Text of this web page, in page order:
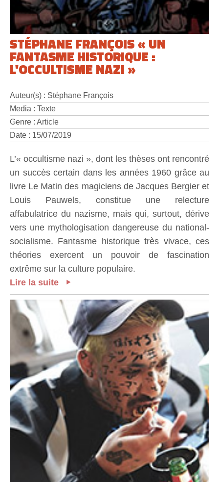
STÉPHANE FRANÇOIS « UN
FANTASME HISTORIQUE :
L'OCCULTISME NAZI »
Auteur(s) : Stéphane François
Media : Texte
Genre : Article
Date : 15/07/2019
L’« occultisme nazi », dont les thèses ont rencontré
un succès certain dans les années 1960 grâce au
livre Le Matin des magiciens de Jacques Bergier et
Louis Pauwels, constitue une relecture
affabulatrice du nazisme, mais qui, surtout, dérive
vers une mythologisation dangereuse du national-
socialisme. Fantasme historique très vivace, ces
théories exercent un pouvoir de fascination
extrême sur la culture populaire.
Lire la suite